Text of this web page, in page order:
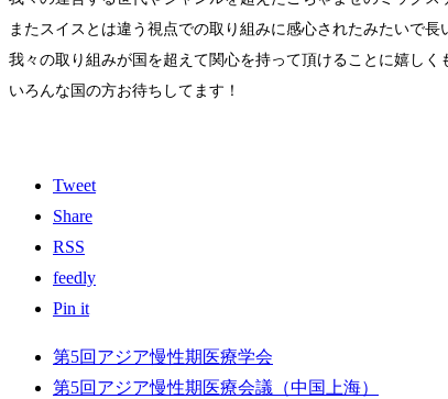
またスイスとは違う視点での取り組みに感心されたみたいで長
我々の取り組みが国を超えて関心を持って頂けることに嬉し
いろんな国の方お待ちしてます！
Tweet
Share
RSS
feedly
Pin it
第5回アジア慢性期医療学会
第5回アジア慢性期医療会議（中国上海）